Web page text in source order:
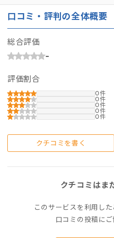
口コミ・評判の全体概要
総合評価
-
評価割合
0
0
0
0
0
クチコミを書く
クチコミはま
このサービスを利用し
口コミの投稿にご